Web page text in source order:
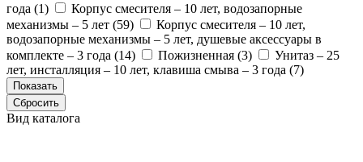
года (1)
Корпус смесителя – 10 лет, водозапорные
механизмы – 5 лет (59)
Корпус смесителя – 10 лет,
водозапорные механизмы – 5 лет, душевые аксессуары в
комплекте – 3 года (14) Пожизненная (3)
Унитаз – 25
лет, инсталляция – 10 лет, клавиша смыва – 3 года (7)
Вид каталога